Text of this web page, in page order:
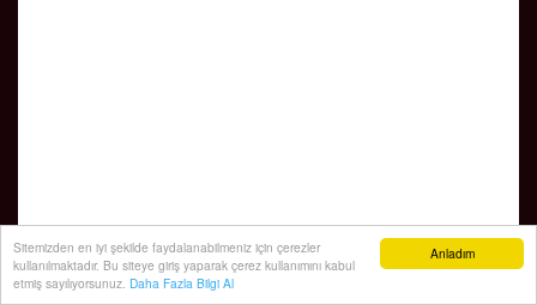
Anladım
Sitemizden en iyi şekilde faydalanabilmeniz için çerezler
kullanılmaktadır. Bu siteye giriş yaparak çerez kullanımını kabul
etmiş sayılıyorsunuz. Daha Fazla Bilgi Al